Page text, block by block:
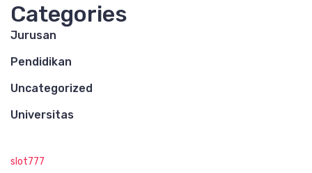
Categories
Jurusan
Pendidikan
Uncategorized
Universitas
slot777